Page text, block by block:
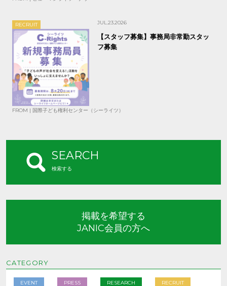
RECRUIT JUL.23.2026
【スタッフ募集】事務局非常勤スタッ
フ募集
FROM | 国際子ども権利センター（シーライツ）
SEARCH
検索する
掲載を希望する
JANIC会員の方へ
CATEGORY
EVENT PRESS RESEARCH RECRUIT